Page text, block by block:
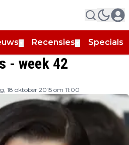
Recensies Specials
- week 42
18 oktober 2015 om 11:00